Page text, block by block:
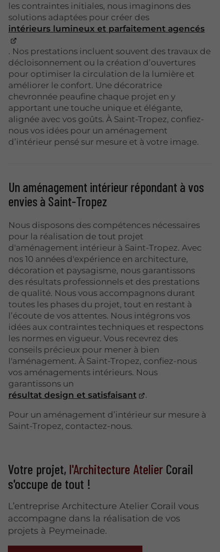
les contraintes initiales, nous imaginons des
solutions adaptées pour créer des
intérieurs lumineux et parfaitement agencés
. Nos prestations incluent souvent des travaux de
décloisonnement ou la création d’ouvertures
pour optimiser la circulation de la lumière et
améliorer le confort. Une décoratrice
chevronnée peaufine chaque projet en y
apportant une touche unique et élégante,
alignée avec vos goûts. À Saint-Tropez, confiez-
nous vos idées pour un aménagement
d’intérieur pensé sur mesure et à votre image.
Un aménagement intérieur répondant à vos
envies à Saint-Tropez
Nous disposons des compétences nécessaires
pour la réalisation de tout projet
d'aménagement intérieur à Saint-Tropez. Avec
nos 10 années d'expérience en architecture,
décoration et paysagisme, nous garantissons
des résultats professionnels et des prestations
de qualité. Nous vous accompagnons durant
toutes les phases du projet, tout en restant à
l’écoute de vos attentes. Nous intégrons vos
idées aux contraintes techniques et respectons
les normes en vigueur. Vous recevrez des
conseils précieux pour mener à bien
l'aménagement. À Saint-Tropez, confiez-nous
vos aménagements intérieurs. Nous
garantissons un
résultat design et satisfaisant
.
Pour un aménagement d’intérieur sur mesure à
Saint-Tropez, contactez-nous.
Votre projet, l'Architecture Atelier Corail
s'occupe de tout !
L’entreprise Architecture Atelier Corail vous
accompagne dans la réalisation de vos
projets à Peymeinade.